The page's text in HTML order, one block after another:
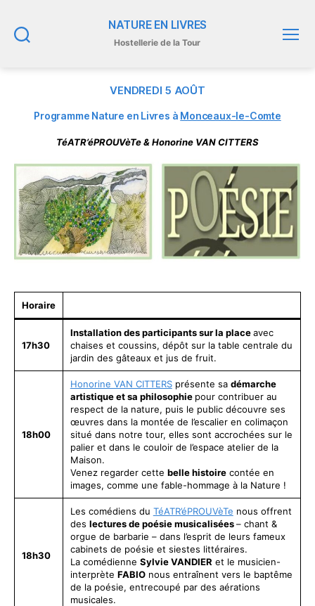
NATURE EN LIVRES
Hostellerie de la Tour
VENDREDI 5 AOÛT
Programme Nature en Livres à Monceaux-le-Comte
TéATR’éPROUVèTe & Honorine VAN CITTERS
Horaire
17h30
Installation des participants sur la placeavec
chaises et coussins, dépôt sur la table centrale du
jardin des gâteaux et jus de fruit.
18h00
Honorine VAN CITTERSprésente sa démarche
artistique et sa philosophie pour contribuer au
respect de la nature, puis le public découvre ses
œuvres dans la montée de l’escalier en colimaçon
situé dans notre tour, elles sont accrochées sur le
palier et dans le couloir de l’espace atelier de la
Maison.
Venez regarder cette belle histoirecontée en
images, comme une fable-hommage à la Nature !
18h30
Les comédiens du TéATR’éPROUVèTe nous offrent
des lectures de poésie musicalisées– chant &
orgue de barbarie – dans l’esprit de leurs fameux
cabinets de poésie et siestes littéraires.
La comédienne Sylvie VANDIER et le musicien-
interprète FABIOnous entraînent vers le baptême
de la poésie, entrecoupé par des aérations
musicales.